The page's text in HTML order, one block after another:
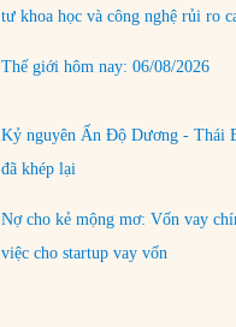
tư khoa học và công nghệ rủi ro
Thế giới hôm nay: 06/08/2026
Kỷ nguyên Ấn Độ Dương - Thái
đã khép lại
Nợ cho kẻ mộng mơ: Vốn vay
việc cho startup vay vốn